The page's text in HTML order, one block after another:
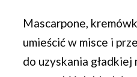
Mascarpone,
umieścić w misce i
do uzyskania gładkiej